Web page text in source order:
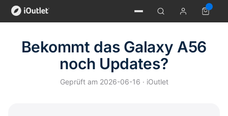
Bekommt das Galaxy A56
noch Updates?
Geprüft am 2026-06-16 · iOutlet